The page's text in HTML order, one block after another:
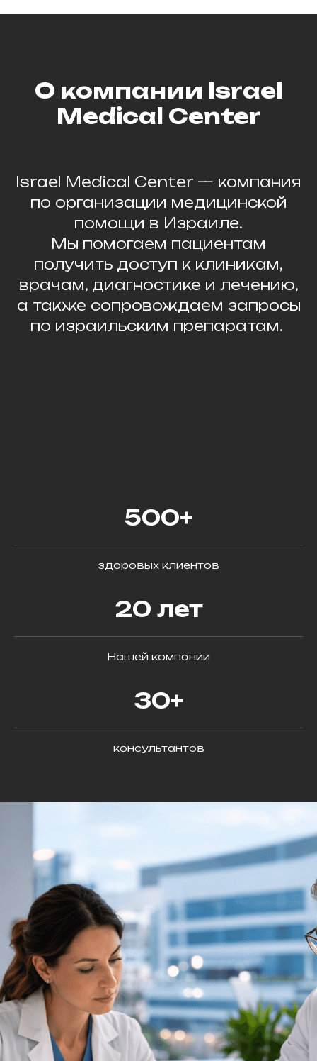
О компании Israel
Medical Center
Israel Medical Center — компания
по организации медицинской
помощи в Израиле.
Мы помогаем пациентам
получить доступ к клиникам,
врачам, диагностике и лечению,
а также сопровождаем запросы
по израильским препаратам.
500+
здоровых клиентов
20 лет
Нашей компании
30+
консультантов